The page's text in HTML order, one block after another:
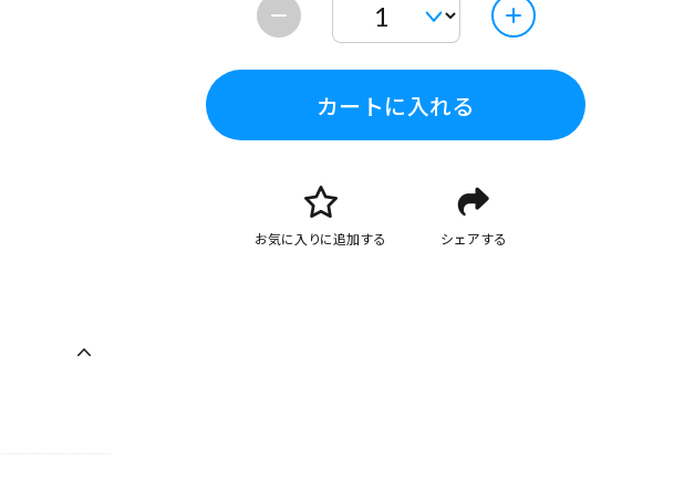
カートに入れる
お気に入りに追加する シェアする